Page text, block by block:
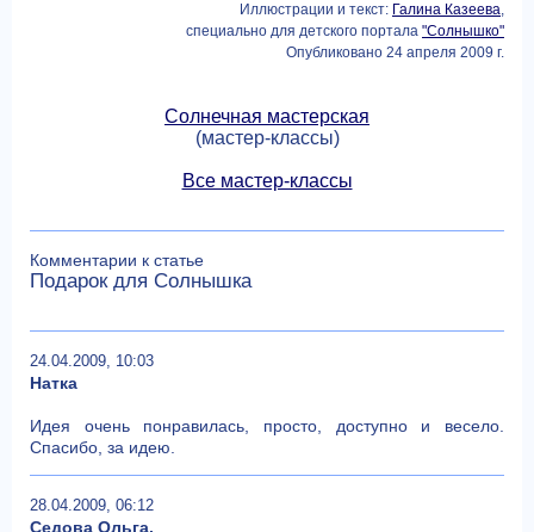
Иллюстрации и текст: Галина Казеева,
специально для детского портала "Солнышко"
Опубликовано 24 апреля 2009 г.
Солнечная мастерская
(мастер-классы)
Все мастер-классы
Комментарии к статье
Подарок для Солнышка
24.04.2009, 10:03
Натка
Идея очень понравилась, просто, доступно и весело.
Спасибо, за идею.
28.04.2009, 06:12
Седова Ольга.